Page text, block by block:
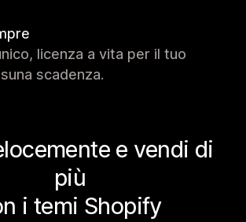
licenza a vita per il tuo
scadenza.
e vendi di
più
i temi Shopify